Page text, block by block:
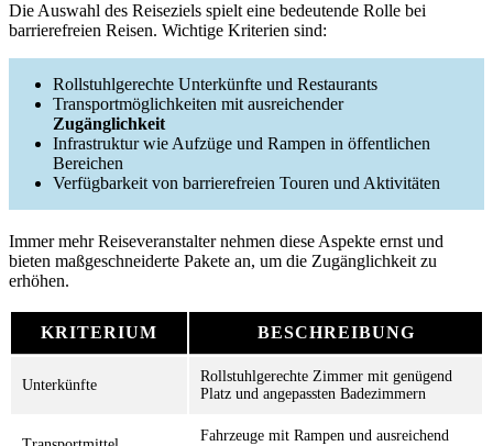
Die Auswahl des Reiseziels spielt eine bedeutende Rolle bei
barrierefreien Reisen. Wichtige Kriterien sind:
Rollstuhlgerechte Unterkünfte und Restaurants
Transportmöglichkeiten mit ausreichender
Zugänglichkeit
Infrastruktur wie Aufzüge und Rampen in öffentlichen
Bereichen
Verfügbarkeit von barrierefreien Touren und Aktivitäten
Immer mehr Reiseveranstalter nehmen diese Aspekte ernst und
bieten maßgeschneiderte Pakete an, um die Zugänglichkeit zu
erhöhen.
KRITERIUM BESCHREIBUNG
Unterkünfte
Rollstuhlgerechte Zimmer mit genügend
Platz und angepassten Badezimmern
Fahrzeuge mit Rampen und ausreichend